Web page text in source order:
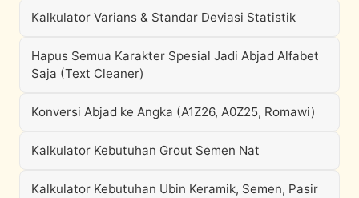
Kalkulator Varians & Standar Deviasi Statistik
Hapus Semua Karakter Spesial Jadi Abjad Alfabet
Saja (Text Cleaner)
Konversi Abjad ke Angka (A1Z26, A0Z25, Romawi)
Kalkulator Kebutuhan Grout Semen Nat
Kalkulator Kebutuhan Ubin Keramik, Semen, Pasir